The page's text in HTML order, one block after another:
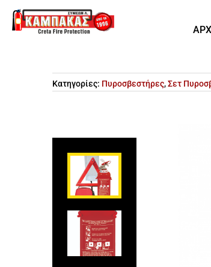
Κατηγορίες: Πυροσβεστήρες,Σετ